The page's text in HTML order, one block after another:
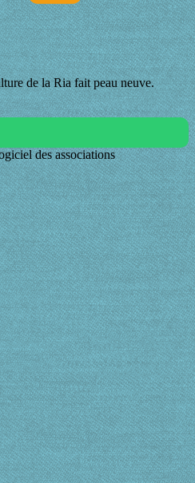
de la Ria fait peau neuve.
des associations